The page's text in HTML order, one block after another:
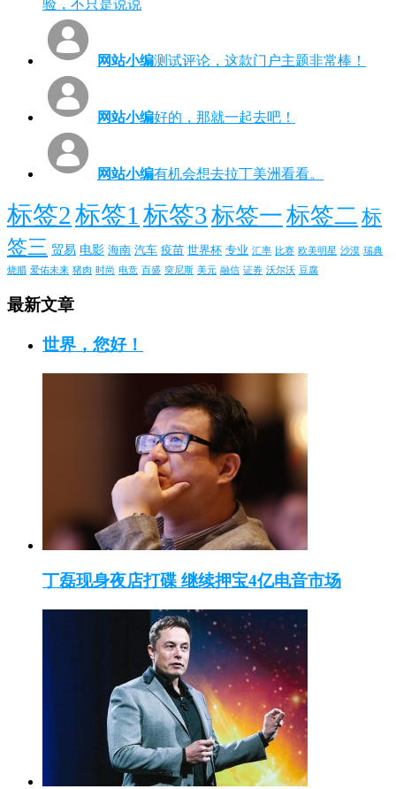
验，不只是说说
网站小编测试评论，这款门户主题非常棒！
网站小编好的，那就一起去吧！
网站小编有机会想去拉丁美洲看看。
标签2标签1 标签3标签一标签二标
签三 贸易 电影 海南 汽车 疫苗 世界杯 专业 汇率 比赛 欧美明星 沙漠 瑞典
烧腊 爱佑未来 猪肉 时尚 电竞 百盛 突尼斯 美元 融信 证券 沃尔沃 豆腐
最新文章
世界，您好！
丁磊现身夜店打碟 继续押宝4亿电音市场